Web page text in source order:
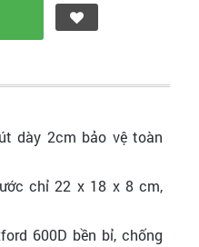
dày 2cm bảo vệ toàn
chỉ 22 x 18 x 8 cm,
600D bền bỉ, chống